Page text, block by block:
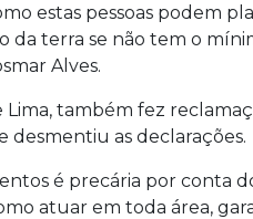
estas pessoas podem
da terra se não tem o
Alves.
também fez
as declarações.
é precária por conta
atuar em toda área,